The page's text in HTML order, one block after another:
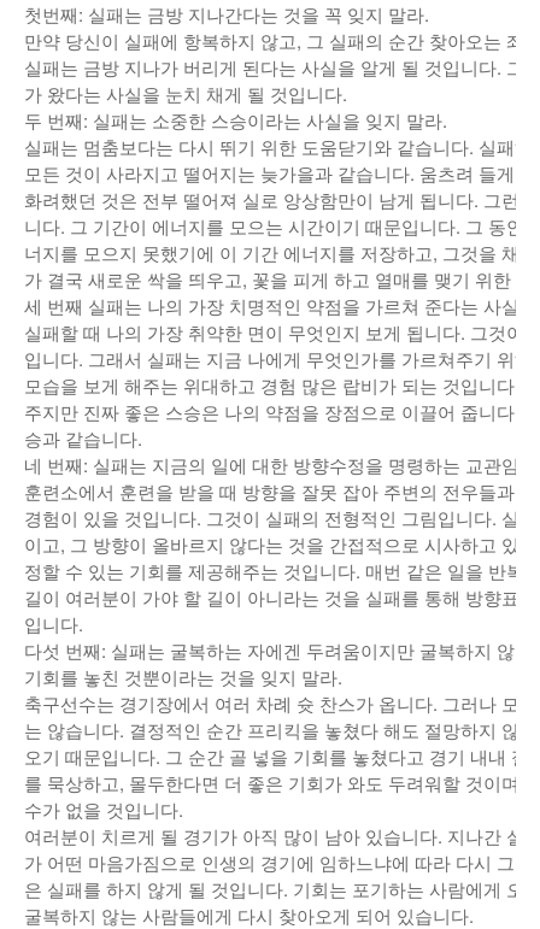
첫번째: 실패는 금방 지나간다는 것을 꼭 잊지 말라.
만약 당신이 실패에 항복하지 않고, 그 실패의 순간 찾아오는 좌
실패는 금방 지나가 버리게 된다는 사실을 알게 될 것입니다. 그
가 왔다는 사실을 눈치 채게 될 것입니다.
두 번째: 실패는 소중한 스승이라는 사실을 잊지 말라.
실패는 멈춤보다는 다시 뛰기 위한 도움닫기와 같습니다. 실패
모든 것이 사라지고 떨어지는 늦가을과 같습니다. 움츠려 들게
화려했던 것은 전부 떨어져 실로 앙상함만이 남게 됩니다. 그런
니다. 그 기간이 에너지를 모으는 시간이기 때문입니다. 그 동안
너지를 모으지 못했기에 이 기간 에너지를 저장하고, 그것을 채
가 결국 새로운 싹을 띄우고, 꽃을 피게 하고 열매를 맺기 위한
세 번째 실패는 나의 가장 치명적인 약점을 가르쳐 준다는 사실
실패할 때 나의 가장 취약한 면이 무엇인지 보게 됩니다. 그것이
입니다. 그래서 실패는 지금 나에게 무엇인가를 가르쳐주기 위
모습을 보게 해주는 위대하고 경험 많은 랍비가 되는 것입니다.
주지만 진짜 좋은 스승은 나의 약점을 장점으로 이끌어 줍니다.
승과 같습니다.
네 번째: 실패는 지금의 일에 대한 방향수정을 명령하는 교관임
훈련소에서 훈련을 받을 때 방향을 잘못 잡아 주변의 전우들과
경험이 있을 것입니다. 그것이 실패의 전형적인 그림입니다. 실
이고, 그 방향이 올바르지 않다는 것을 간접적으로 시사하고 있
정할 수 있는 기회를 제공해주는 것입니다. 매번 같은 일을 반복
길이 여러분이 가야 할 길이 아니라는 것을 실패를 통해 방향표
입니다.
다섯 번째: 실패는 굴복하는 자에겐 두려움이지만 굴복하지 않
기회를 놓친 것뿐이라는 것을 잊지 말라.
축구선수는 경기장에서 여러 차례 슛 찬스가 옵니다. 그러나 모
는 않습니다. 결정적인 순간 프리킥을 놓쳤다 해도 절망하지 않
오기 때문입니다. 그 순간 골 넣을 기회를 놓쳤다고 경기 내내 절
를 묵상하고, 몰두한다면 더 좋은 기회가 와도 두려워할 것이며,
수가 없을 것입니다.
여러분이 치르게 될 경기가 아직 많이 남아 있습니다. 지나간 실
가 어떤 마음가짐으로 인생의 경기에 임하느냐에 따라 다시 그
은 실패를 하지 않게 될 것입니다. 기회는 포기하는 사람에게 오
굴복하지 않는 사람들에게 다시 찾아오게 되어 있습니다.